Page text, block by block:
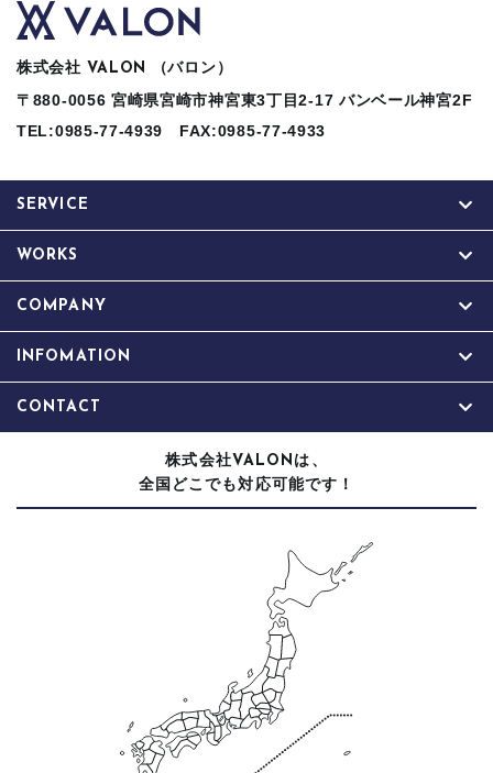
株式会社 VALON
（バロン）
〒880-0056 宮崎県宮崎市神宮東3丁目2-17 バンベール神宮2F
TEL:0985-77-4939 FAX:0985-77-4933
SERVICE
WORKS
COMPANY
INFOMATION
CONTACT
株式会社VALON は、
全国どこでも対応可能です！